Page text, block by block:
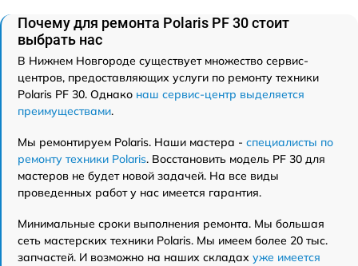
Почему для ремонта Polaris PF 30 стоит
выбрать нас
В Нижнем Новгороде существует множество сервис-
центров, предоставляющих услуги по ремонту техники
Polaris PF 30. Однако наш сервис-центр выделяется
преимуществами.
Мы ремонтируем Polaris. Наши мастера - специалисты по
ремонту техники Polaris. Восстановить модель PF 30 для
мастеров не будет новой задачей. На все виды
проведенных работ у нас имеется гарантия.
Минимальные сроки выполнения ремонта. Мы большая
сеть мастерских техники Polaris. Мы имеем более 20 тыс.
запчастей. И возможно на наших складах уже имеется